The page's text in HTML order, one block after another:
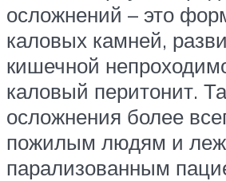
осложнений – это
каловых камней,
кишечной
каловый перитонит.
осложнения более
пожилым людям и
парализованным